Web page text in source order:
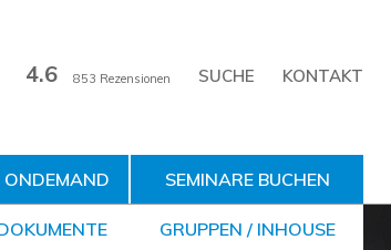
KONTAKT
4.6 853 Rezensionen
SEMINARE BUCHEN
GRUPPEN / INHOUSE